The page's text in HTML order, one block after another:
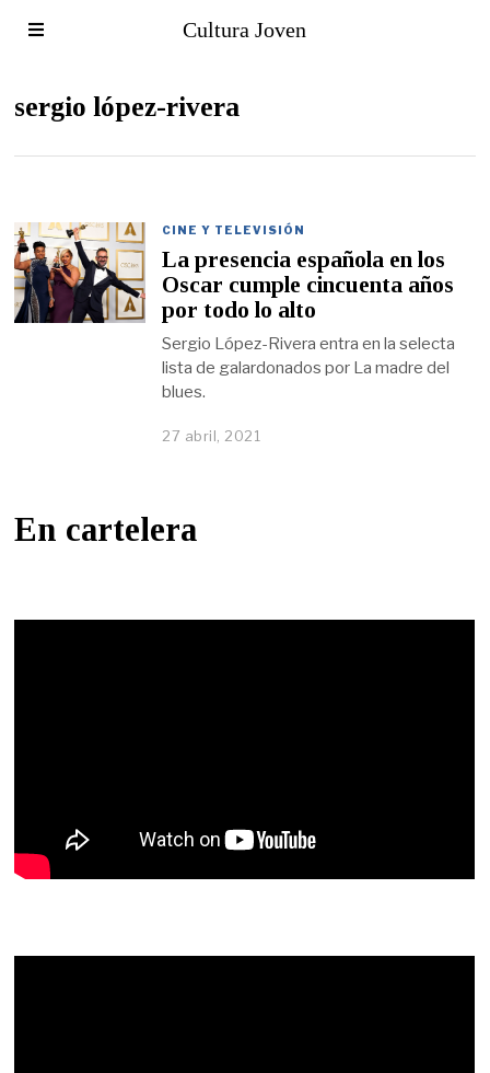
Cultura Joven
sergio lópez-rivera
CINE Y TELEVISIÓN
La presencia española en los
Oscar cumple cincuenta años
por todo lo alto
Sergio López-Rivera entra en la selecta
lista de galardonados por La madre del
blues.
27 abril, 2021
En cartelera